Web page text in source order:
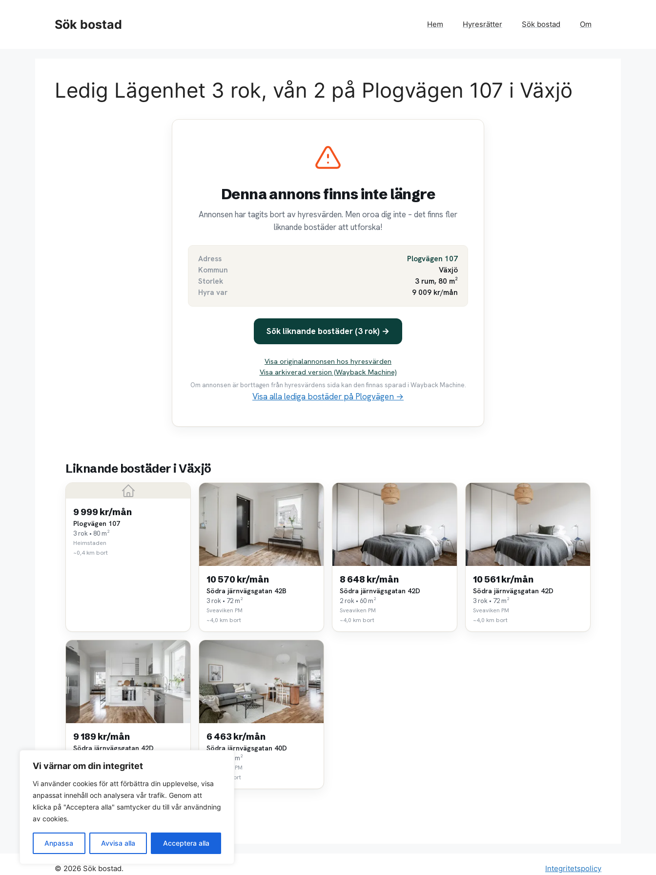
Vi värnar om din integritet
Vi använder cookies för att förbättra din upplevelse, visa
anpassat innehåll och analysera vår trafik. Genom att
klicka på "Acceptera alla" samtycker du till vår användning
av cookies.
Anpassa Avvisa alla Acceptera alla
Sök bostad Hem Hyresrätter Sök bostad Om
Ledig Lägenhet 3 rok, vån 2 på Plogvägen 107 i Växjö
Denna annons finns inte längre
Annonsen har tagits bort av hyresvärden. Men oroa dig inte – det finns fler
liknande bostäder att utforska!
Adress
Plogvägen 107
Kommun
Växjö
Storlek
3 rum, 80 m²
Hyra var
9 009 kr/mån
Sök liknande bostäder (3 rok) →
Visa originalannonsen hos hyresvärden
Visa arkiverad version (Wayback Machine)
Om annonsen är borttagen från hyresvärdens sida kan den finnas sparad i Wayback Machine.
Visa alla lediga bostäder på Plogvägen →
Liknande bostäder i Växjö
9 999 kr/mån
Plogvägen 107
3 rok • 80 m²
Heimstaden
~0,4 km bort
10 570 kr/mån
Södra järnvägsgatan 42B
3 rok • 72 m²
Sveaviken PM
~4,0 km bort
8 648 kr/mån
Södra järnvägsgatan 42D
2 rok • 60 m²
Sveaviken PM
~4,0 km bort
10 561 kr/mån
Södra järnvägsgatan 42D
3 rok • 72 m²
Sveaviken PM
~4,0 km bort
9 189 kr/mån
Södra järnvägsgatan 42D
Sveaviken PM
6 463 kr/mån
Södra järnvägsgatan 40D
1 rok • 35 m²
Sveaviken PM
~4,0 km bort
Integritetspolicy
© 2026 Sök bostad.